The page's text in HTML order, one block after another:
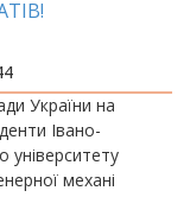
України на
Івано-
університету
механі